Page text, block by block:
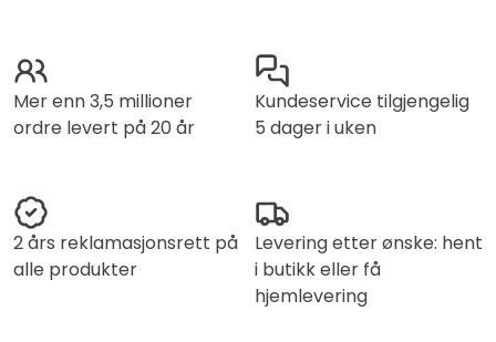
Mer enn 3,5 millioner
ordre levert på 20 år
Kundeservice tilgjengelig
5 dager i uken
2 års reklamasjonsrett på
alle produkter
Levering etter ønske: hent
i butikk eller få
hjemlevering